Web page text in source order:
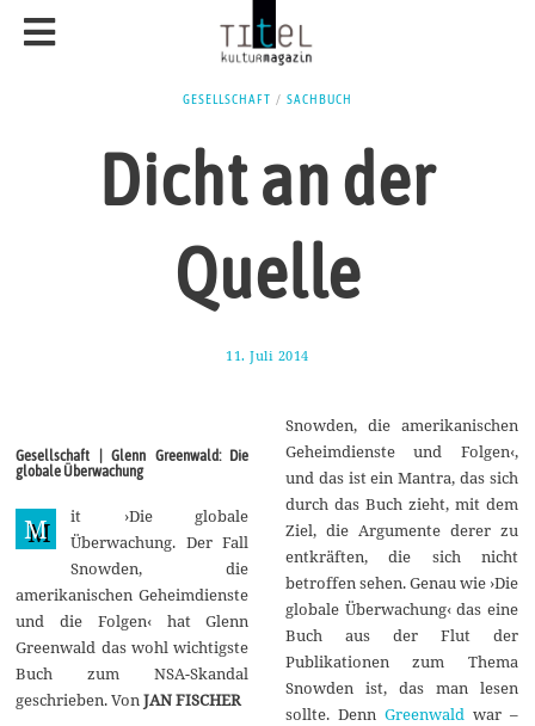
GESELLSCHAFT / SACHBUCH
Dicht an der
Quelle
11. Juli 2014
g
s
t
2
0
1
4
Gesellschaft | Glenn Greenwald: Die
globale Überwachung
M
it ›Die globale
Überwachung. Der Fall
Snowden, die
amerikanischen Geheimdienste
und die Folgen‹ hat Glenn
Greenwald das wohl wichtigste
Buch zum NSA-Skandal
geschrieben. VonJAN FISCHER
Snowden, die amerikanischen
Geheimdienste und Folgen‹,
und das ist ein Mantra, das sich
durch das Buch zieht, mit dem
Ziel, die Argumente derer zu
entkräften, die sich nicht
betroffen sehen. Genau wie ›Die
globale Überwachung‹ das eine
Buch aus der Flut der
Publikationen zum Thema
Snowden ist, das man lesen
sollte. Denn Greenwald war –